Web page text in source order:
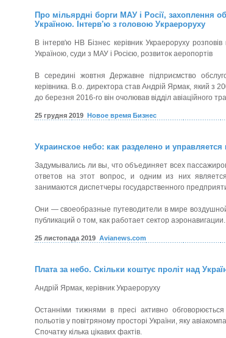
Про мільярдні борги МАУ і Росії, захоплення
Україною. Інтерв'ю з головою Украероруху
В інтерв'ю НВ Бізнес керівник Украероруху
Україною, суди з МАУ і Росією, розвиток аеропортів
В середині жовтня Державне підприємство
керівника. В.о. директора став Андрій Ярмак, який з
до березня 2016-го він очолював відділ авіаційного
25 грудня 2019 Новое время Бизнес
Украинское небо: как разделено и
Задумывались ли вы, что объединяет всех
ответов на этот вопрос, и одним из них
занимаются диспетчеры государственного
Они — своеобразные путеводители в мире
публикаций о том, как работает сектор аэронавигации.
25 листопада 2019 Avianews.com
Плата за небо. Скільки коштує проліт над
Андрій Ярмак, керівник Украероруху
Останніми тижнями в пресі активно
польотів у повітряному просторі України, яку
Спочатку кілька цікавих фактів.